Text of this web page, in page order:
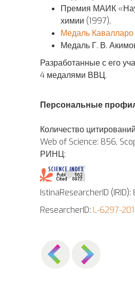
Премия МАИК
химии (1997),
Медаль Кавалларо
Медаль Г. В.
Разработанные с его
4 медалями ВВЦ.
Персональные
Количество
Web of Science: 856,
РИНЦ:
IstinaResearcherID
ResearcherID: L-6297-